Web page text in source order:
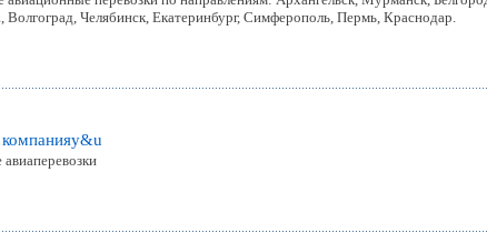
Волгоград, Челябинск, Екатеринбург, Симферополь, Пермь, Краснодар.